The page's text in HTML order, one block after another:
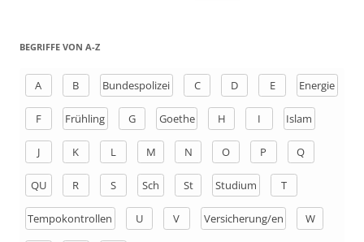
h
BEGRIFFE VON A-Z
A B Bundespolizei C D E Energie
F Frühling G Goethe H I Islam
J K L M N O P Q
QU R S Sch St Studium T
Tempokontrollen U V Versicherung/en W